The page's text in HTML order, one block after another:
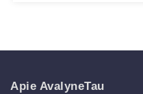
Apie AvalyneTau